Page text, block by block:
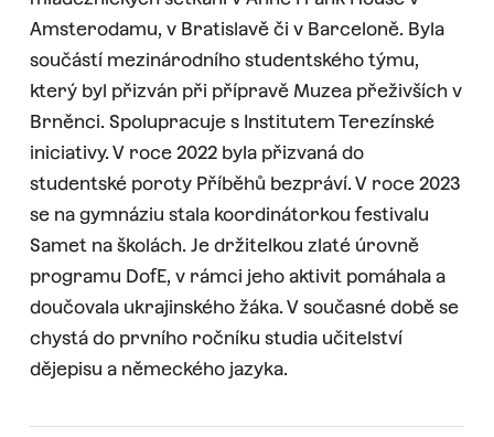
Amsterodamu, v Bratislavě či v Barceloně. Byla
součástí mezinárodního studentského týmu,
který byl přizván při přípravě Muzea přeživších v
Brněnci. Spolupracuje s Institutem Terezínské
iniciativy. V roce 2022 byla přizvaná do
studentské poroty Příběhů bezpráví. V roce 2023
se na gymnáziu stala koordinátorkou festivalu
Samet na školách. Je držitelkou zlaté úrovně
programu DofE, v rámci jeho aktivit pomáhala a
doučovala ukrajinského žáka. V současné době se
chystá do prvního ročníku studia učitelství
dějepisu a německého jazyka.